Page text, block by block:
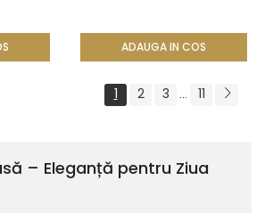
ADAUGA IN COS
1 2 3 ... 11
– Eleganță pentru Ziua